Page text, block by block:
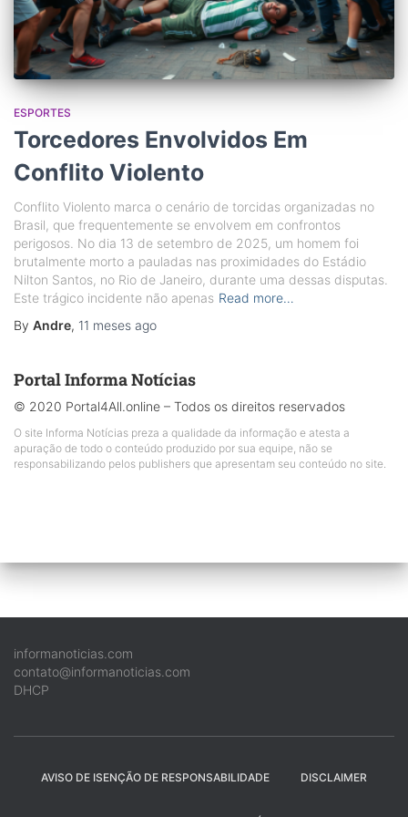
ESPORTES
Torcedores Envolvidos Em
Conflito Violento
Conflito Violento marca o cenário de torcidas organizadas no
Brasil, que frequentemente se envolvem em confrontos
perigosos. No dia 13 de setembro de 2025, um homem foi
brutalmente morto a pauladas nas proximidades do Estádio
Nilton Santos, no Rio de Janeiro, durante uma dessas disputas.
Este trágico incidente não apenas Read more…
By Andre, 11 meses ago
Portal Informa Notícias
© 2020 Portal4All.online – Todos os direitos reservados
O site Informa Notícias preza a qualidade da informação e atesta a
apuração de todo o conteúdo produzido por sua equipe, não se
responsabilizando pelos publishers que apresentam seu conteúdo no site.
informanoticias.com
contato@informanoticias.com
DHCP
AVISO DE ISENÇÃO DE RESPONSABILIDADE DISCLAIMER